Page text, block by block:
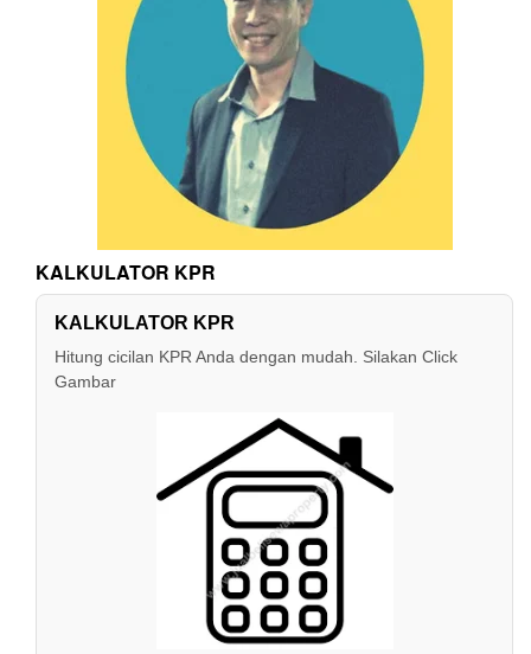
KALKULATOR KPR
KALKULATOR KPR
Hitung cicilan KPR Anda dengan mudah. Silakan Click
Gambar